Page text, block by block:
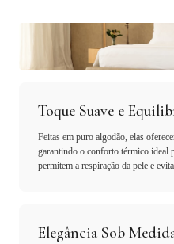
Toque Suave e
Feitas em puro algodão, elas
garantindo o conforto térmico ideal
permitem a respiração da pele e
Elegância Sob